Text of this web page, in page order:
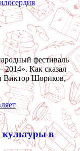
фестиваль
2014». Как сказал
Виктор Шориков,
культуры в